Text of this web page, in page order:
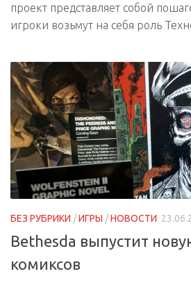
проект представляет собой
игроки возьмут на себя роль
БЕЗ РУБРИКИ /ИГРЫ /НОВОСТИ
Bethesda выпустит
комиксов